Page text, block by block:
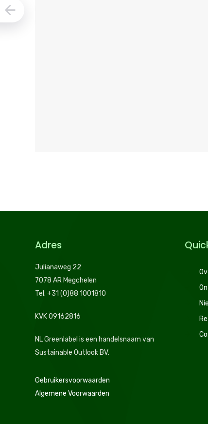
Adres
Julianaweg 22
7078 AR Megchelen
Tel. +31 (0)88 1001810
KVK 09162816
NL Greenlabel is een handelsnaam van
Sustainable Outlook BV.
Gebruikersvoorwaarden
Algemene Voorwaarden